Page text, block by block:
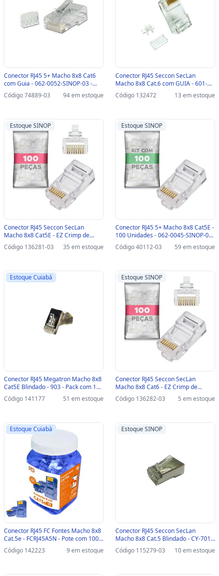
Conector RJ45 5+ Macho 8x8 Cat6
com Guia - 062-0052-SINOP-03 -
062-0052
Código 74889-03 94 em estoque
Conector RJ45 Seccon SecLan
Macho 8x8 Cat.6 com GUIA - 601-
P8P8C50-CAT6 - Pacote com 50
unidades - 601-P8P8C50-CAT6-3
Código 132472 13 em estoque
Estoque SINOP
Conector RJ45 Seccon SecLan
Macho 8x8 Cat5E - EZ Crimp de
Passagem Vazado - WT-6086-A -
Pacote com 100 unidades-SINOP-03
Código 136281-03 35 em estoque
Estoque SINOP
Conector RJ45 5+ Macho 8x8 Cat5E -
100 Unidades - 062-0045-SINOP-03
- 062-0045 - PACOTE COM 100
UNIDADES
Código 40112-03 59 em estoque
Estoque Cuiabá
Conector RJ45 Megatron Macho 8x8
Cat5E Blindado - 903 - Pack com 10
unidades - 903
Código 141177 51 em estoque
Estoque SINOP
Conector RJ45 Seccon SecLan
Macho 8x8 Cat6 - EZ Crimp de
Passagem Vazado - WT-6086-C -
Pacote com 100 unidades-SINOP-03
Código 136282-03 5 em estoque
Estoque Cuiabá
Conector RJ45 FC Fontes Macho 8x8
Cat.5e - FCRJ45A5N - Pote com 100
unidades - FCRJ45A5N
Código 142223 9 em estoque
Estoque SINOP
Conector RJ45 Seccon SecLan
Macho 8x8 Cat.5 Blindado - CY-7014
- Pacote com 100 unidades-SINOP-
03 - CY-7014
Código 115279-03 10 em estoque